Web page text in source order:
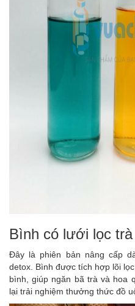
Bình có lưới lọc
Đây là phiên bản nâng cấp
detox. Bình được tích hợp lõi
bình, giúp ngăn bã trà và hoa
lại trải nghiệm thưởng thức đồ